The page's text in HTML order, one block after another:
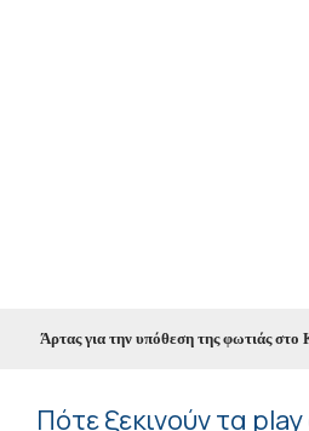
Άρτας για την υπόθεση της φωτιάς στο
Πότε ξεκινούν τα